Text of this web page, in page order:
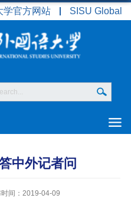
学官方网站 SISU Global
中外记者问
间：2019-04-09